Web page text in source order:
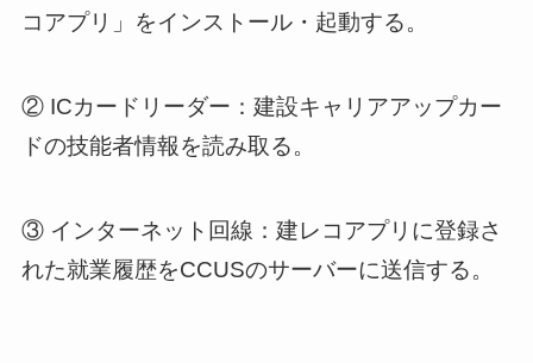
コアプリ」をインストール・起動する。
② ICカードリーダー：建設キャリアアップカー
ドの技能者情報を読み取る。
③ インターネット回線：建レコアプリに登録さ
れた就業履歴をCCUSのサーバーに送信する。